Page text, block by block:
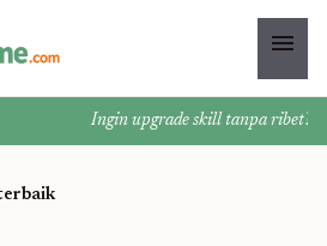
menu
Ingin upgrade skill tanpa ribet?